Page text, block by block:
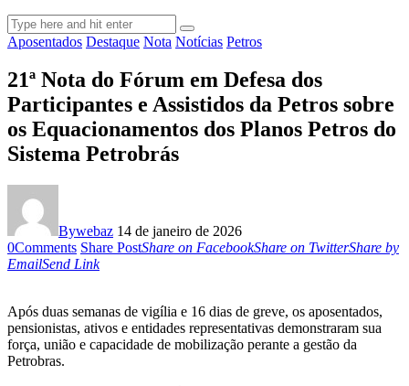
Aposentados Destaque Nota Notícias Petros
21ª Nota do Fórum em Defesa dos
Participantes e Assistidos da Petros sobre
os Equacionamentos dos Planos Petros do
Sistema Petrobrás
Bywebaz 14 de janeiro de 2026
0Comments Share PostShare on FacebookShare on TwitterShare by
EmailSend Link
Após duas semanas de vigília e 16 dias de greve, os aposentados,
pensionistas, ativos e entidades representativas demonstraram sua
força, união e capacidade de mobilização perante a gestão da
Petrobras.